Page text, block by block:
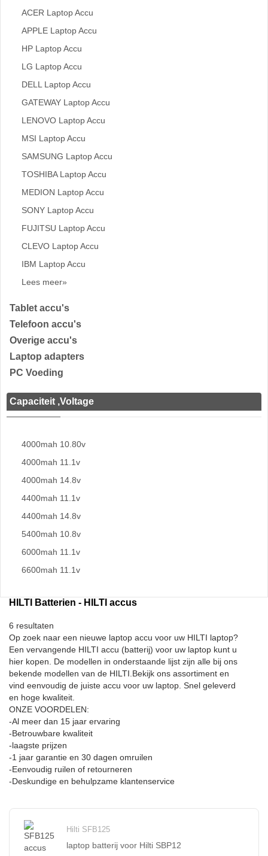
ACER Laptop Accu
APPLE Laptop Accu
HP Laptop Accu
LG Laptop Accu
DELL Laptop Accu
GATEWAY Laptop Accu
LENOVO Laptop Accu
MSI Laptop Accu
SAMSUNG Laptop Accu
TOSHIBA Laptop Accu
MEDION Laptop Accu
SONY Laptop Accu
FUJITSU Laptop Accu
CLEVO Laptop Accu
IBM Laptop Accu
Lees meer»
Tablet accu's
Telefoon accu's
Overige accu's
Laptop adapters
PC Voeding
Capaciteit ,Voltage
4000mah 10.80v
4000mah 11.1v
4000mah 14.8v
4400mah 11.1v
4400mah 14.8v
5400mah 10.8v
6000mah 11.1v
6600mah 11.1v
HILTI Batterien - HILTI accus
6 resultaten
Op zoek naar een nieuwe laptop accu voor uw HILTI laptop?
Een vervangende HILTI accu (batterij) voor uw laptop kunt u
hier kopen. De modellen in onderstaande lijst zijn alle bij ons
bekende modellen van de HILTI.Bekijk ons assortiment en
vind eenvoudig de juiste accu voor uw laptop. Snel geleverd
en hoge kwaliteit.
ONZE VOORDELEN:
-Al meer dan 15 jaar ervaring
-Betrouwbare kwaliteit
-laagste prijzen
-1 jaar garantie en 30 dagen omruilen
-Eenvoudig ruilen of retourneren
-Deskundige en behulpzame klantenservice
Hilti SFB125
laptop batterij voor Hilti SBP12